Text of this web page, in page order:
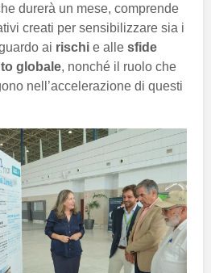
durerà un mese, comprende
creati per sensibilizzare sia i
ai rischi e alle sfide
globale, nonché il ruolo che
nell’accelerazione di questi